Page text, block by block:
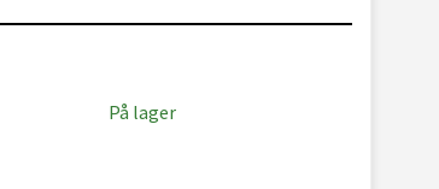
På lager